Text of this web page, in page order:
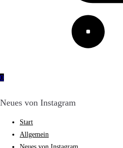
0
Neues von Instagram
Start
Allgemein